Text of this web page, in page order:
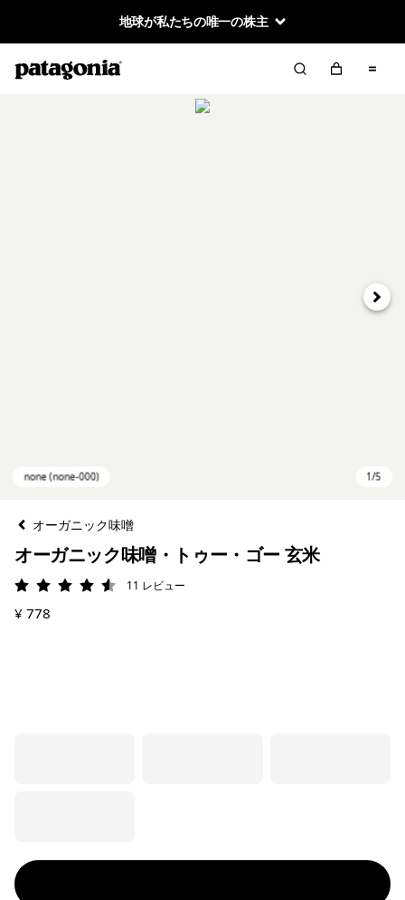
地球が私たちの唯一の株主
次へ
オーガニック味噌
オーガニック味噌・トゥー・ゴー 玄米
評価: 4.5 / 5
11 レビュー
¥ 778